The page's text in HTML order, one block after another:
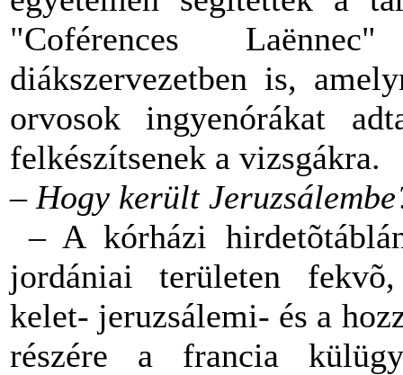
"Coférences Laë
diákszervezetben is,
orvosok ingyenórákat
felkészítsenek a vizsgákra.
– Hogy került
– A kórházi
jordániai területen
kelet- jeruzsálemi- és a
részére a francia